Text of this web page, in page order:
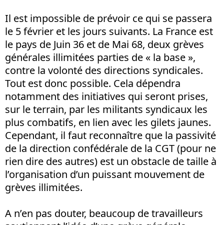
Il est impossible de prévoir ce qui se passera
le 5 février et les jours suivants. La France est
le pays de Juin 36 et de Mai 68, deux grèves
générales illimitées parties de « la base »,
contre la volonté des directions syndicales.
Tout est donc possible. Cela dépendra
notamment des initiatives qui seront prises,
sur le terrain, par les militants syndicaux les
plus combatifs, en lien avec les gilets jaunes.
Cependant, il faut reconnaître que la passivité
de la direction confédérale de la CGT (pour ne
rien dire des autres) est un obstacle de taille à
l’organisation d’un puissant mouvement de
grèves illimitées.
A n’en pas douter, beaucoup de travailleurs